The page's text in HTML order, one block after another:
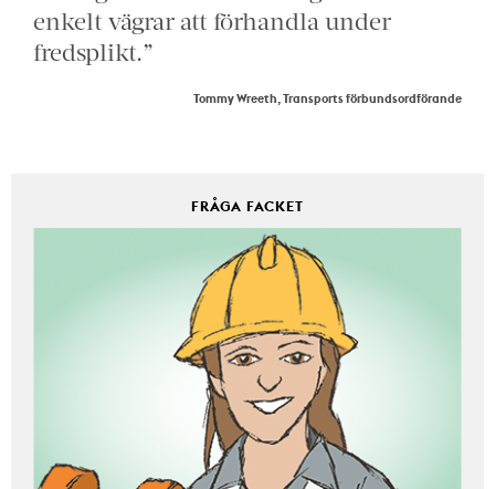
enkelt vägrar att förhandla under
fredsplikt.”
Tommy Wreeth, Transports förbundsordförande
FRÅGA FACKET